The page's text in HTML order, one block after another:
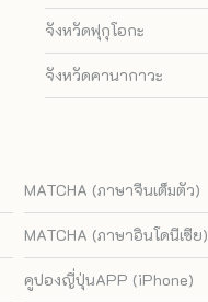
จังหวัดฟุกุโอกะ
จังหวัดคานากาวะ
MATCHA (ภาษาจีนเต็มตัว)
MATCHA (ภาษาอินโดนีเซีย)
คูปองญี่ปุ่นAPP (iPhone)